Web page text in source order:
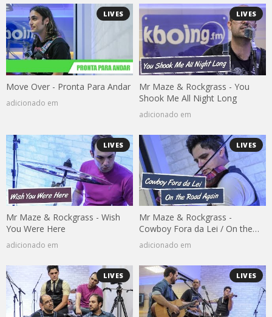
LIVES
Move Over - Pronta Para Andar
adicionado em
LIVES
Mr Maze & Rockgrass - You
Shook Me All Night Long
adicionado em
LIVES
Mr Maze & Rockgrass - Wish
You Were Here
adicionado em
LIVES
Mr Maze & Rockgrass -
Cowboy Fora da Lei / On the
Road Again
adicionado em
LIVES LIVES